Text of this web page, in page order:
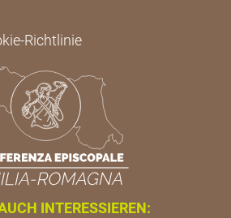
Richtlinie
INTERESSIEREN: